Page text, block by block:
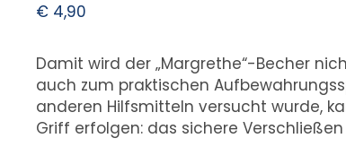
€ 4,90
Damit wird der „Margrethe“-Becher
auch zum praktischen
anderen Hilfsmitteln versucht wurde,
Griff erfolgen: das sichere